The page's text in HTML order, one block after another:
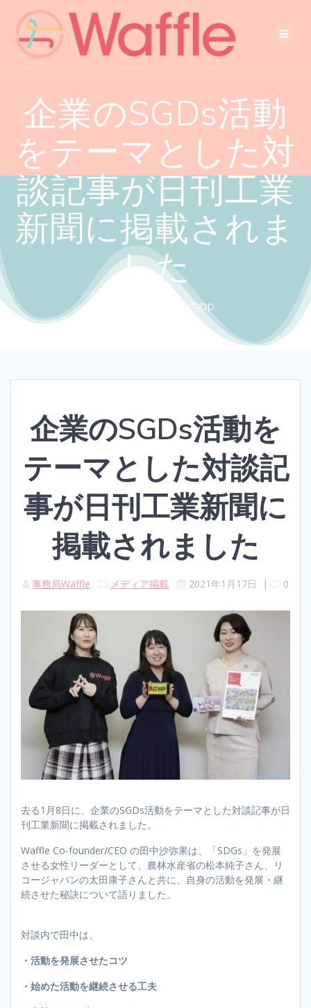
企業のSGDs活動
をテーマとした対
談記事が日刊工業
新聞に掲載されま
した
Close the gendergap
企業のSGDs活動を
テーマとした対談記
事が日刊工業新聞に
掲載されました
事務局Waffle メディア掲載 2021年1月17日 | 0
去る1月8日に、企業のSGDs活動をテーマとした対談記事が日
刊工業新聞に掲載されました。
Waffle Co-founder/CEO の田中沙弥果は、「SDGs」を発展
させる女性リーダーとして、農林水産省の松本純子さん、リ
コージャパンの太田康子さんと共に、自身の活動を発展・継
続させた秘訣について語りました。
対談内で田中は、
・活動を発展させたコツ
・始めた活動を継続させる工夫